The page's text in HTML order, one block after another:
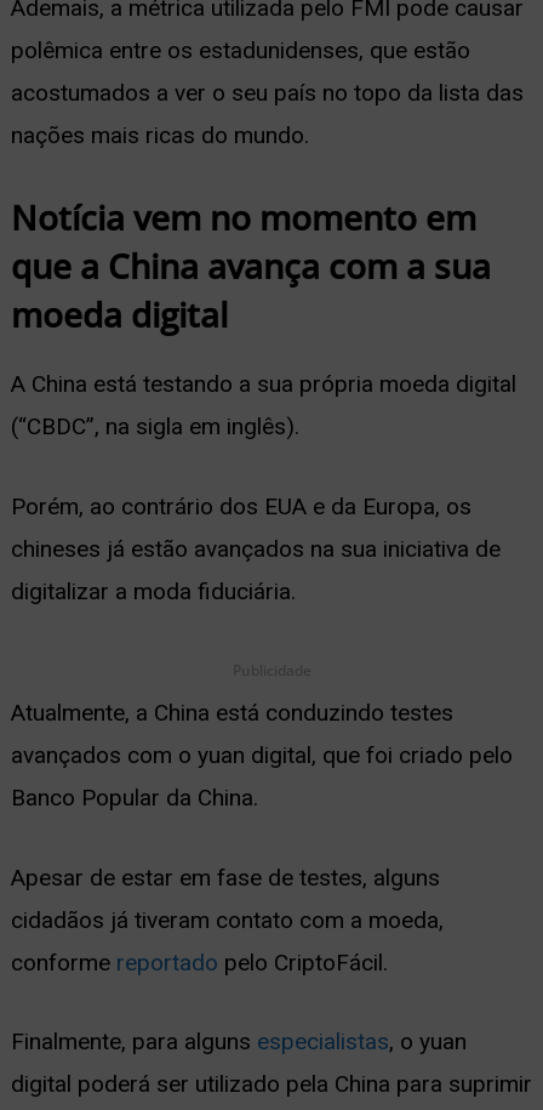
Ademais, a métrica utilizada pelo FMI pode causar
polêmica entre os estadunidenses, que estão
acostumados a ver o seu país no topo da lista das
nações mais ricas do mundo.
Notícia vem no momento em
que a China avança com a sua
moeda digital
A China está testando a sua própria moeda digital
(“CBDC”, na sigla em inglês).
Porém, ao contrário dos EUA e da Europa, os
chineses já estão avançados na sua iniciativa de
digitalizar a moda fiduciária.
Publicidade
Atualmente, a China está conduzindo testes
avançados com o yuan digital, que foi criado pelo
Banco Popular da China.
Apesar de estar em fase de testes, alguns
cidadãos já tiveram contato com a moeda,
conforme reportado pelo CriptoFácil.
Finalmente, para alguns especialistas, o yuan
digital poderá ser utilizado pela China para suprimir